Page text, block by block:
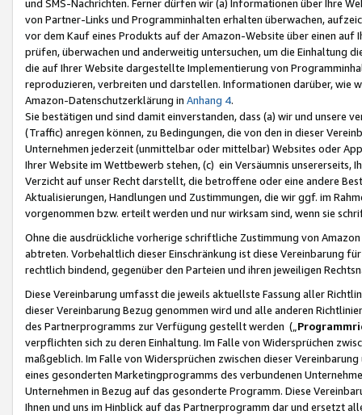
und SMS-Nachrichten. Ferner dürfen wir (a) Informationen über Ihre
von Partner-Links und Programminhalten erhalten überwachen,
vor dem Kauf eines Produkts auf der Amazon-Website über einen
prüfen, überwachen und anderweitig untersuchen, um die Einhaltung
die auf Ihrer Website dargestellte Implementierung von
reproduzieren, verbreiten und darstellen. Informationen darüber, wie
Amazon-Datenschutzerklärung in Anhang 4.
Sie bestätigen und sind damit einverstanden, dass (a) wir und
(Traffic) anregen können, zu Bedingungen, die von den in dieser
Unternehmen jederzeit (unmittelbar oder mittelbar) Websites oder
Ihrer Website im Wettbewerb stehen, (c) ein Versäumnis unsererseits,
Verzicht auf unser Recht darstellt, die betroffene oder eine andere
Aktualisierungen, Handlungen und Zustimmungen, die wir ggf. im
vorgenommen bzw. erteilt werden und nur wirksam sind, wenn sie
Ohne die ausdrückliche vorherige schriftliche Zustimmung von
abtreten. Vorbehaltlich dieser Einschränkung ist diese Vereinbarung
rechtlich bindend, gegenüber den Parteien und ihren jeweiligen
Diese Vereinbarung umfasst die jeweils aktuellste Fassung aller
dieser Vereinbarung Bezug genommen wird und alle anderen
des Partnerprogramms zur Verfügung gestellt werden („
verpflichten sich zu deren Einhaltung. Im Falle von Widersprüchen
maßgeblich. Im Falle von Widersprüchen zwischen dieser
eines gesonderten Marketingprogramms des verbundenen
Unternehmen in Bezug auf das gesonderte Programm. Diese
Ihnen und uns im Hinblick auf das Partnerprogramm dar und ersetzt